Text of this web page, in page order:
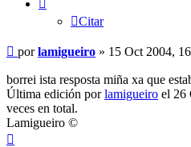
Citar
Mensaje
porlamigueiro » 15 Oct 2004,
borrei ista resposta miña xa que
Última edición porlamigueiro el 26
veces en total.
Lamigueiro ©